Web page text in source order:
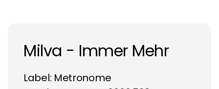
Milva - Immer Mehr
Label: Metronome